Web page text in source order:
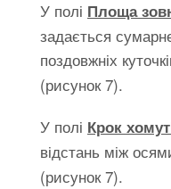
У полі Площа
задається
поздовжніх
(рисунок 7).
У полі Крок
відстань між
(рисунок 7).